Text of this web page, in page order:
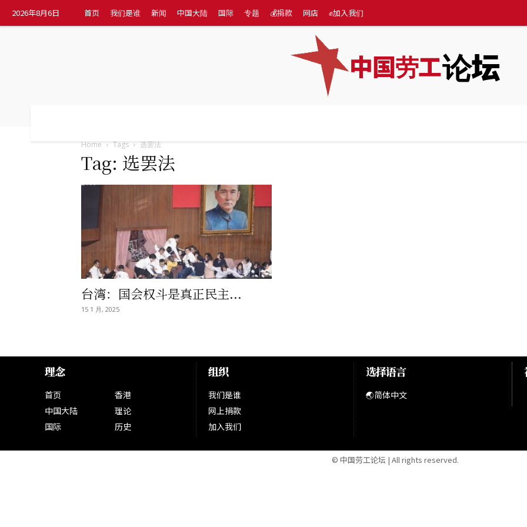
2026年8月6日 首页 我们是谁 新闻 中国大陆 国际 专题 💰捐款 网店 ✊加入我们
中国劳工论坛
Home Tags 选罢法
Tag: 选罢法
台湾：国会权斗是真正民主...
15 1 月, 2025
理念
首页
中国大陆
国际
香港
理论
历史
组织
我们是谁
网上捐款
加入我们
选择语言
🌏简体中文
© 中国劳工论坛 | All rights reserved.